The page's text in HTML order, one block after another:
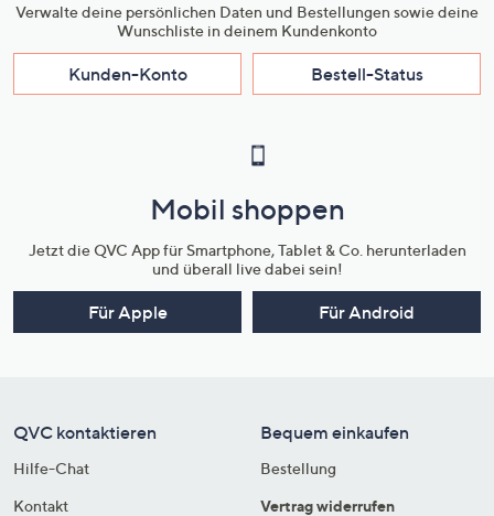
Verwalte deine persönlichen Daten und Bestellungen sowie deine
Wunschliste in deinem Kundenkonto
Kunden-Konto Bestell-Status
Mobil shoppen
Jetzt die QVC App für Smartphone, Tablet & Co. herunterladen
und überall live dabei sein!
Für Apple Für Android
QVC kontaktieren
Hilfe-Chat
Kontakt
Bequem einkaufen
Bestellung
Vertrag widerrufen